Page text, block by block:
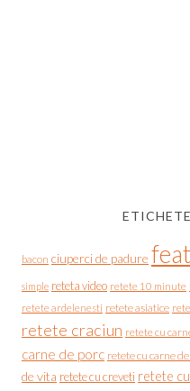
ETICHETE
bacon ciuperci de padure feat
simple reteta video retete 10 minute
retete ardelenesti retete asiatice
retete craciun retete cu
carne de porc retete cu carne
de vita retete cu creveti retete